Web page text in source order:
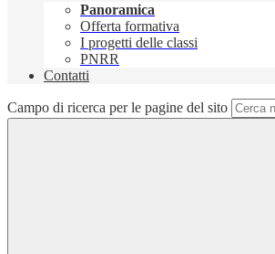
Panoramica
Offerta formativa
I progetti delle classi
PNRR
Contatti
Campo di ricerca per le pagine del sito